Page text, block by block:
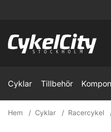
Cyklar Tillbehör
Hem Cyklar Racercykel